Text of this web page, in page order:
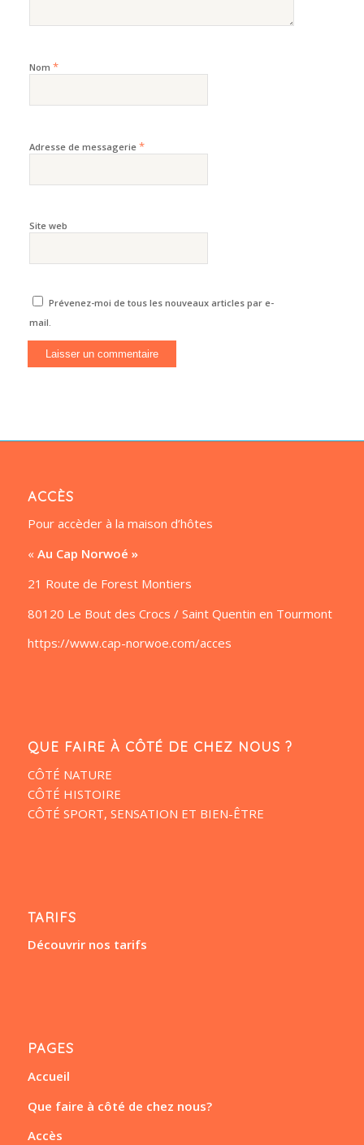
Nom *
Adresse de messagerie *
Site web
Prévenez-moi de tous les nouveaux articles par e-
mail.
ACCÈS
Pour accèder à la maison d’hôtes
« Au Cap Norwoé »
21 Route de Forest Montiers
80120 Le Bout des Crocs / Saint Quentin en Tourmont
https://www.cap-norwoe.com/acces
QUE FAIRE À CÔTÉ DE CHEZ NOUS ?
CÔTÉ NATURE
CÔTÉ HISTOIRE
CÔTÉ SPORT, SENSATION ET BIEN-ÊTRE
TARIFS
Découvrir nos tarifs
PAGES
Accueil
Que faire à côté de chez nous?
Accès